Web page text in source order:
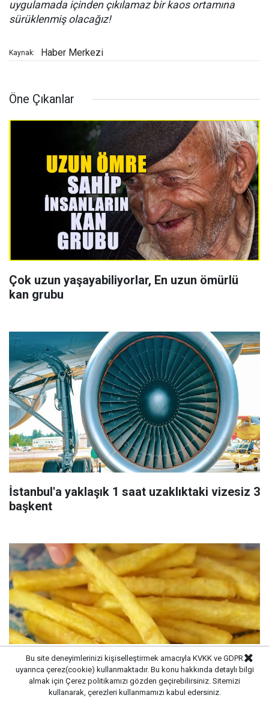
uygulamada içinden çıkılamaz bir kaos ortamına
sürüklenmiş olacağız!
Kaynak: Haber Merkezi
Öne Çıkanlar
Çok uzun yaşayabiliyorlar, En uzun ömürlü
kan grubu
İstanbul'a yaklaşık 1 saat uzaklıktaki vizesiz 3
başkent
Bu site deneyimlerinizi kişiselleştirmek amacıyla KVKK ve GDPR
uyarınca çerez(cookie) kullanmaktadır. Bu konu hakkında detaylı bilgi
almak için Çerez politikamızı gözden geçirebilirsiniz. Sitemizi
kullanarak, çerezleri kullanmamızı kabul edersiniz.